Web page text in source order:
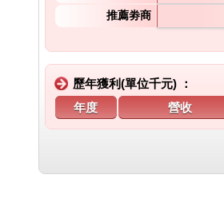
推薦劵商
歷年獲利(單位千元) ：
年度
營收